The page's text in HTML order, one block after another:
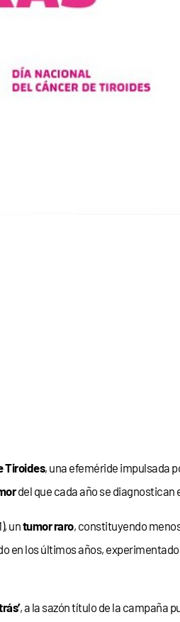
Tiroides, una efeméride impulsada
del que cada año se diagnostican
untumor raro, constituyendo
en los últimos años,
, a la sazón título de la campaña